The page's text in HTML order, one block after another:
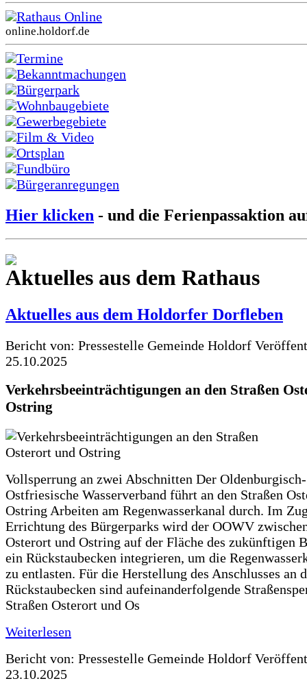
Rathaus Online
online.holdorf.de
Termine
Bekanntmachungen
Bürgerpark
Wohnbaugebiete
Gewerbegebiete
Film & Video
Ortsplan
Fundbüro
Bürgeranregungen
Hier klicken - und die Ferienpassaktion
Aktuelles aus dem Rathaus
Aktuelles aus dem Holdorfer Dorfleben
Bericht von: Pressestelle Gemeinde Holdorf
25.10.2025
Verkehrsbeeinträchtigungen an den Straßen
Ostring
Vollsperrung an zwei Abschnitten Der Oldenburgisch-
Ostfriesische Wasserverband führt an den Straßen
Ostring Arbeiten am Regenwasserkanal durch. Im
Errichtung des Bürgerparks wird der OOWV
Osterort und Ostring auf der Fläche des zukünftigen
ein Rückstaubecken integrieren, um die
zu entlasten. Für die Herstellung des Anschlusses an
Rückstaubecken sind aufeinanderfolgende
Straßen Osterort und Os
Weiterlesen
Bericht von: Pressestelle Gemeinde Holdorf
23.10.2025